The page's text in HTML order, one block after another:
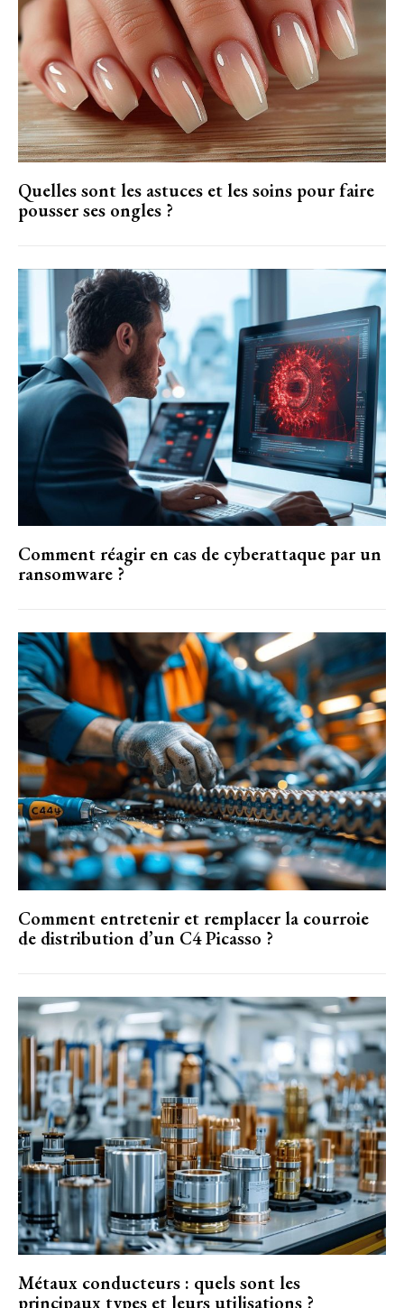
Quelles sont les astuces et les soins pour faire
pousser ses ongles ?
Comment réagir en cas de cyberattaque par un
ransomware ?
Comment entretenir et remplacer la courroie
de distribution d’un C4 Picasso ?
Métaux conducteurs : quels sont les
principaux types et leurs utilisations ?